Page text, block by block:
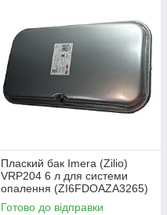
Плаский бак Imera (Zilio)
VRP204 6 л для системи
опалення (ZI6FDOAZA3265)
Готово до відправки